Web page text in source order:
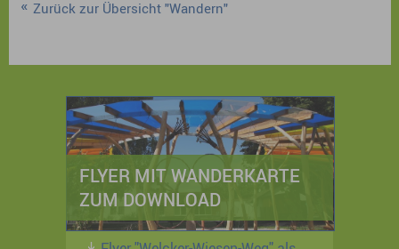
Zurück zur Übersicht "Wandern"
FLYER MIT WANDERKARTE
ZUM DOWNLOAD